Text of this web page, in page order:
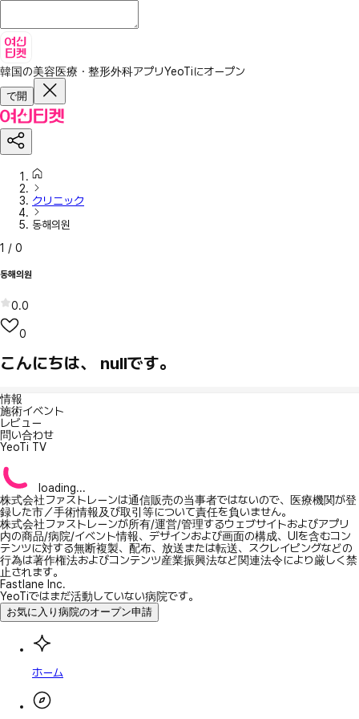
韓国の美容医療・整形外科アプリYeoTiにオープン
で開
クリニック
동해의원
1 / 0
동해의원
0.0
0
こんにちは、 nullです。
情報
施術イベント
レビュー
問い合わせ
YeoTi TV
loading...
株式会社ファストレーンは通信販売の当事者ではないので、医療機関が登
録した市／手術情報及び取引等について責任を負いません。
株式会社ファストレーンが所有/運営/管理するウェブサイトおよびアプリ
内の商品/病院/イベント情報、デザインおよび画面の構成、UIを含むコン
テンツに対する無断複製、配布、放送または転送、スクレイピングなどの
行為は著作権法およびコンテンツ産業振興法など関連法令により厳しく禁
止されます。
Fastlane Inc.
YeoTiではまだ活動していない病院です。
お気に入り病院のオープン申請
ホーム